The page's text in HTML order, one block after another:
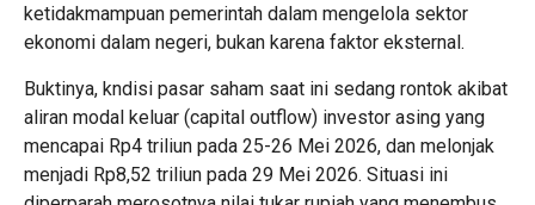
ketidakmampuan pemerintah dalam mengelola sektor
ekonomi dalam negeri, bukan karena faktor eksternal.
Buktinya, kndisi pasar saham saat ini sedang rontok akibat
aliran modal keluar (capital outflow) investor asing yang
mencapai Rp4 triliun pada 25-26 Mei 2026, dan melonjak
menjadi Rp8,52 triliun pada 29 Mei 2026. Situasi ini